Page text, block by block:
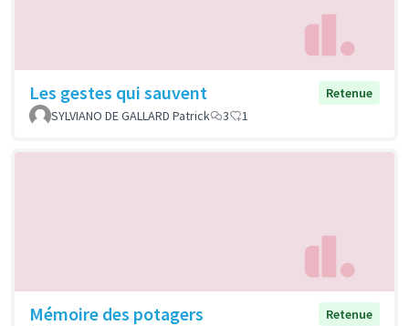
Les gestes qui sauvent
Retenue
SYLVIANO DE GALLARD Patrick
3 1
Mémoire des potagers
Retenue